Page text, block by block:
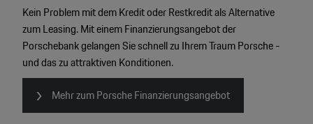
Kein Problem mit dem Kredit oder Restkredit als Alternative
zum Leasing. Mit einem Finanzierungsangebot der
Porschebank gelangen Sie schnell zu Ihrem Traum Porsche -
und das zu attraktiven Konditionen.
Mehr zum Porsche Finanzierungsangebot